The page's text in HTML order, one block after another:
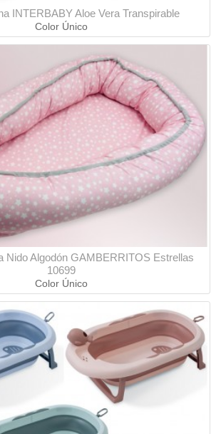
INTERBABY Aloe Vera Transpirable
Color Único
Nido Algodón GAMBERRITOS Estrellas
10699
Color Único